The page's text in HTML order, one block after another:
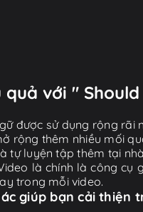
với "
được sử dụng rộng
rộng thêm nhiều mối
tự luyện tập thêm tại
là chính là công
trong mỗi video.
giúp bạn cải thiện